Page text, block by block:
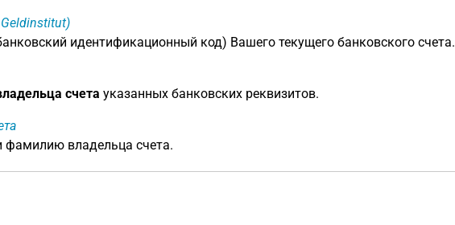
идентификационный код) Вашего текущего банковского счета.
счета указанных банковских реквизитов.
фамилию владельца счета.